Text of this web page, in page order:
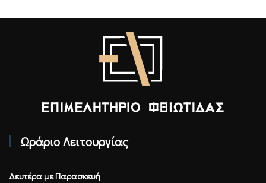
Ωράριο Λειτουργίας
Δευτέρα με Παρασκευή